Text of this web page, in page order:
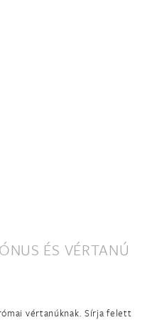
ÉS VÉRTANÚ
vértanúknak. Sírja felett